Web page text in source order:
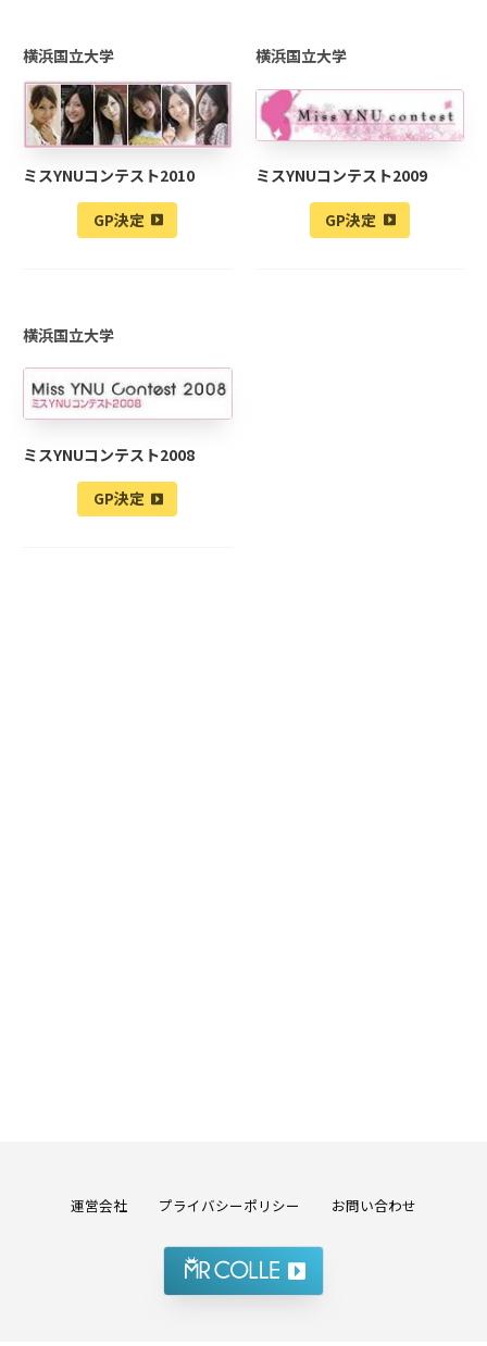
横浜国立大学
ミスYNUコンテスト2010
GP決定
横浜国立大学
ミスYNUコンテスト2009
GP決定
横浜国立大学
ミスYNUコンテスト2008
GP決定
運営会社 プライバシーポリシー お問い合わせ